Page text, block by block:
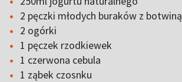
2 pęczki młodych buraków z botwiną
2 ogórki
1 pęczek rzodkiewek
1 czerwona cebula
1 ząbek czosnku